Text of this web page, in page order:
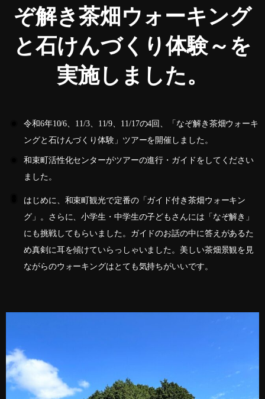
ぞ解き茶畑ウォーキング
と石けんづくり体験～を
実施しました。
令和6年10/6、11/3、11/9、11/17の4回、「なぞ解き茶畑ウォーキ
ングと石けんづくり体験」ツアーを開催しました。
和束町活性化センターがツアーの進行・ガイドをしてください
ました。
はじめに、和束町観光で定番の「ガイド付き茶畑ウォーキン
グ」。さらに、小学生・中学生の子どもさんには「なぞ解き」
にも挑戦してもらいました。ガイドのお話の中に答えがあるた
め真剣に耳を傾けていらっしゃいました。美しい茶畑景観を見
ながらのウォーキングはとても気持ちがいいです。